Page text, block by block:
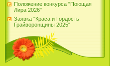
Положение конкурса "Поющая
Лира 2026"
Заявка "Краса и Гордость
Грайворонщины 2025"